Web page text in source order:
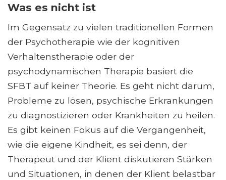
Was es nicht ist
Im Gegensatz zu vielen traditionellen Formen
der Psychotherapie wie der kognitiven
Verhaltenstherapie oder der
psychodynamischen Therapie basiert die
SFBT auf keiner Theorie. Es geht nicht darum,
Probleme zu lösen, psychische Erkrankungen
zu diagnostizieren oder Krankheiten zu heilen.
Es gibt keinen Fokus auf die Vergangenheit,
wie die eigene Kindheit, es sei denn, der
Therapeut und der Klient diskutieren Stärken
und Situationen, in denen der Klient belastbar